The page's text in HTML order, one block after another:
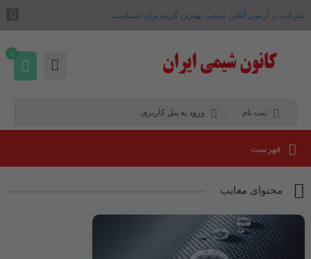
شرکت در آزمون آنلاین شیمی بهترین گزینه برای شماست .
ثبت نام ورود به پنل کاربری
0
فهرست
محتوای معایب